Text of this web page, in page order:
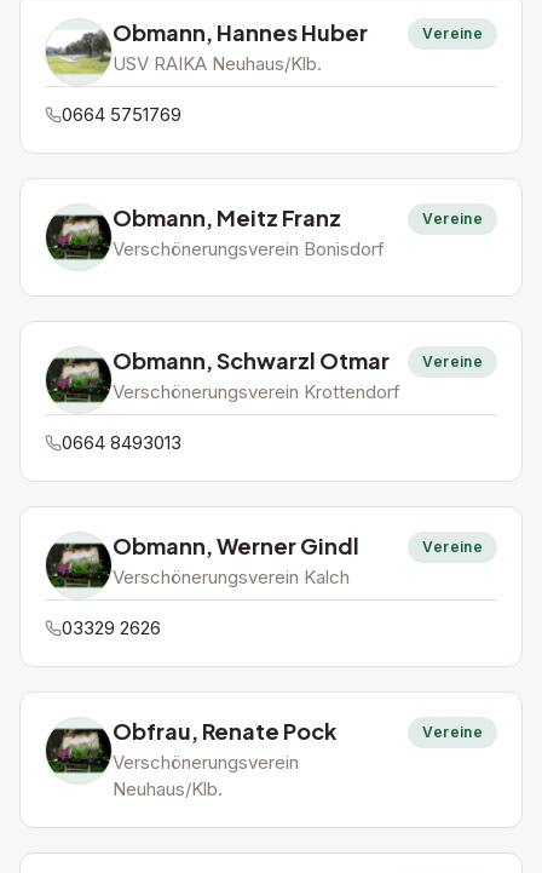
Obmann, Hannes Huber
USV RAIKA Neuhaus/Klb.
Vereine
0664 5751769
Obmann, Meitz Franz
Verschönerungsverein Bonisdorf
Vereine
Obmann, Schwarzl Otmar
Verschönerungsverein Krottendorf
Vereine
0664 8493013
Obmann, Werner Gindl
Verschönerungsverein Kalch
Vereine
03329 2626
Obfrau, Renate Pock
Verschönerungsverein
Neuhaus/Klb.
Vereine